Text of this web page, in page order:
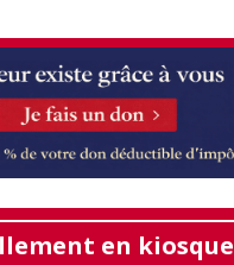
en kiosque